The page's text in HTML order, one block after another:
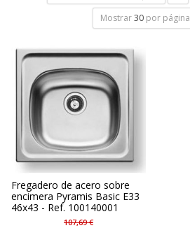
Mostrar 30 por página
Fregadero de acero sobre
encimera Pyramis Basic E33
46x43 - Ref. 100140001
107,69 €